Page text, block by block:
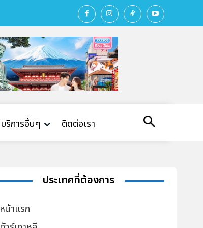
บริการอื่นๆ ติดต่อเรา
ประเทศที่ต้องการ
หน้าแรก